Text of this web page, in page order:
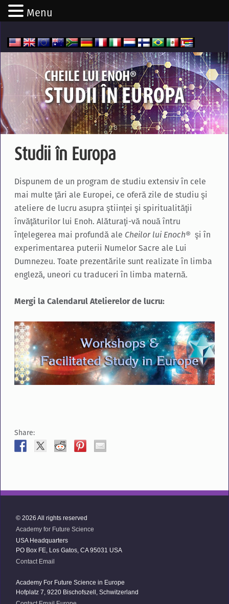
CHEILE LUI ENOH®
STUDII ÎN EUROPA
Studii în Europa
Dispunem de un program de studiu extensiv în cele
mai multe ţări ale Europei, ce oferă zile de studiu şi
ateliere de lucru asupra ştiinţei şi spiritualităţii
învăţăturilor lui Enoh. Alăturaţi-vă nouă întru
înţelegerea mai profundă ale Cheilor lui Enoch® şi în
experimentarea puterii Numelor Sacre ale Lui
Dumnezeu. Toate prezentările sunt realizate în limba
engleză, uneori cu traduceri în limba maternă.
Mergi la Calendarul Atelierelor de lucru:
Share:
© 2026 All rights reserved
Academy for Future Science
USA Headquarters
PO Box FE, Los Gatos, CA 95031 USA
Contact Email
Academy For Future Science in Europe
Hofplatz 7, 9220 Bischofszell, Schwitzerland
Menu